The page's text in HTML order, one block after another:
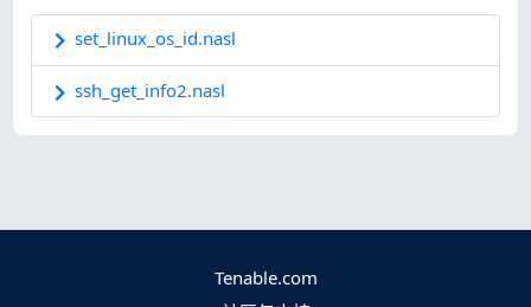
set_linux_os_id.nasl
ssh_get_info2.nasl
Tenable.com